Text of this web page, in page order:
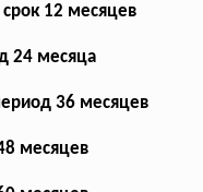
12 месяцев
24 месяца
36 месяцев
месяцев